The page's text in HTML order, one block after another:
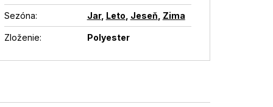
Sezóna: Jar, Leto Jeseň Zima
Zloženie: Polyester